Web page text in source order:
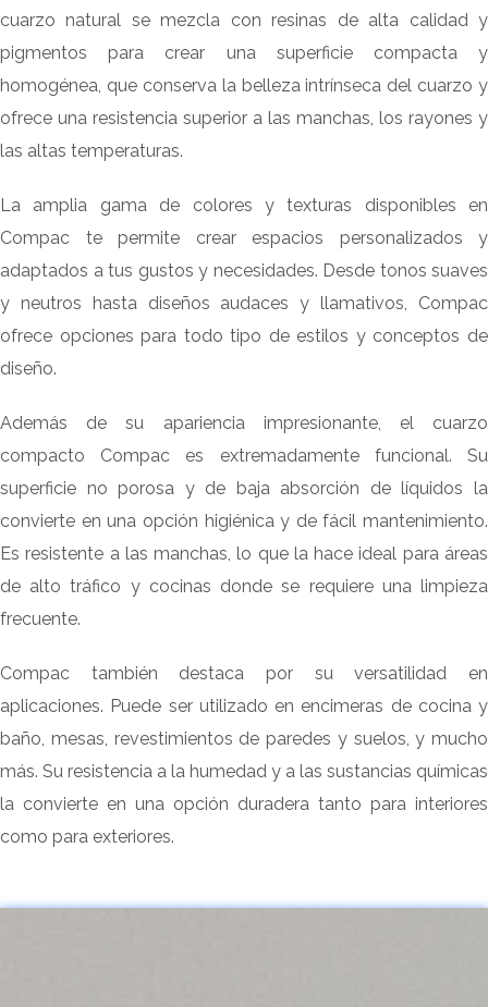
cuarzo natural se mezcla con resinas de alta calidad y
pigmentos para crear una superficie compacta y
homogénea, que conserva la belleza intrínseca del cuarzo y
ofrece una resistencia superior a las manchas, los rayones y
las altas temperaturas.
La amplia gama de colores y texturas disponibles en
Compac te permite crear espacios personalizados y
adaptados a tus gustos y necesidades. Desde tonos suaves
y neutros hasta diseños audaces y llamativos, Compac
ofrece opciones para todo tipo de estilos y conceptos de
diseño.
Además de su apariencia impresionante, el cuarzo
compacto Compac es extremadamente funcional. Su
superficie no porosa y de baja absorción de líquidos la
convierte en una opción higiénica y de fácil mantenimiento.
Es resistente a las manchas, lo que la hace ideal para áreas
de alto tráfico y cocinas donde se requiere una limpieza
frecuente.
Compac también destaca por su versatilidad en
aplicaciones. Puede ser utilizado en encimeras de cocina y
baño, mesas, revestimientos de paredes y suelos, y mucho
más. Su resistencia a la humedad y a las sustancias químicas
la convierte en una opción duradera tanto para interiores
como para exteriores.